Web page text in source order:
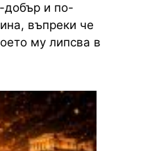
добър и по-
въпреки че
му липсва в